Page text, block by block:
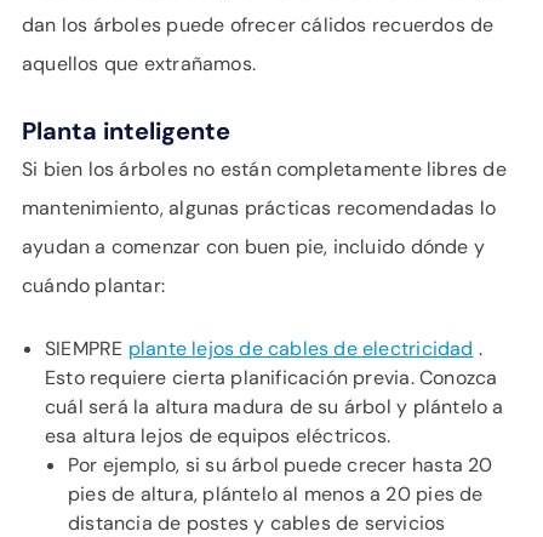
dan los árboles puede ofrecer cálidos recuerdos de
aquellos que extrañamos.
Planta inteligente
Si bien los árboles no están completamente libres de
mantenimiento, algunas prácticas recomendadas lo
ayudan a comenzar con buen pie, incluido dónde y
cuándo plantar:
SIEMPRE plante lejos de cables de electricidad .
Esto requiere cierta planificación previa. Conozca
cuál será la altura madura de su árbol y plántelo a
esa altura lejos de equipos eléctricos.
Por ejemplo, si su árbol puede crecer hasta 20
pies de altura, plántelo al menos a 20 pies de
distancia de postes y cables de servicios